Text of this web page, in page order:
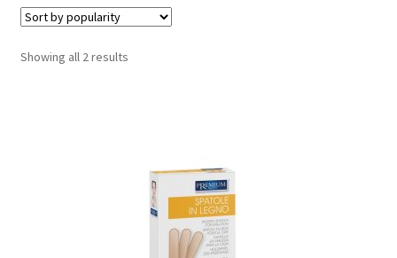
КЕРАТИНСКИ ТРЕМАН BY KYANA QUEEN
КОШНИЧКА
ПОЛИТИКА И УСЛОВИ ЗА КОРИСТЕЊЕ
Showing all 2 results